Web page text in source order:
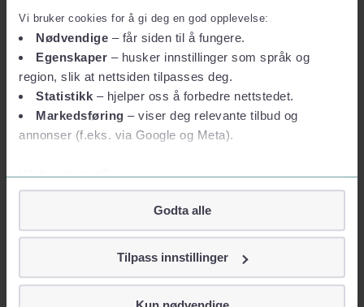
Vi bruker cookies for å gi deg en god opplevelse:
Nødvendige – får siden til å fungere.
Egenskaper – husker innstillinger som språk og
region, slik at nettsiden tilpasses deg.
Statistikk – hjelper oss å forbedre nettstedet.
Markedsføring – viser deg relevante tilbud og
annonser (f.eks. via Google og Meta).
Vil du vite mer?
Om informasjonskapsler
Googles retningslinjer for personvern
Vi tar ditt personvern på alvor
identifiserer deg, som navn eller telefonnummer.
Godta alle
Tilpass innstillinger